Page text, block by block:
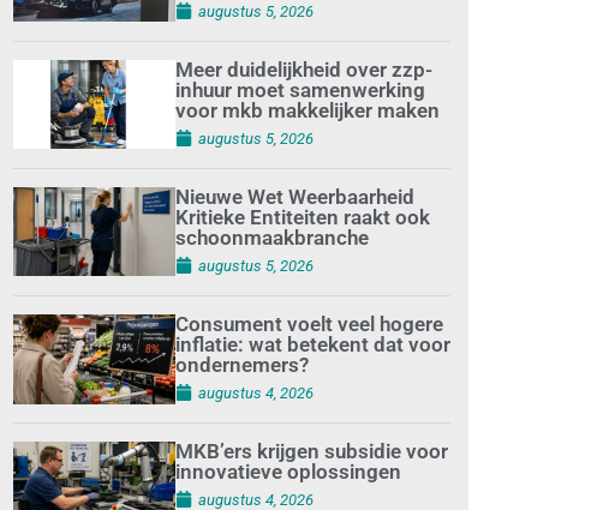
augustus 5, 2026
Meer duidelijkheid over zzp-
inhuur moet samenwerking
voor mkb makkelijker maken
augustus 5, 2026
Nieuwe Wet Weerbaarheid
Kritieke Entiteiten raakt ook
schoonmaakbranche
augustus 5, 2026
Consument voelt veel hogere
inflatie: wat betekent dat voor
ondernemers?
augustus 4, 2026
MKB’ers krijgen subsidie voor
innovatieve oplossingen
augustus 4, 2026